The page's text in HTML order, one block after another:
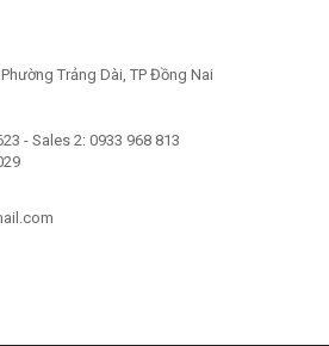
Trảng Dài, TP Đồng Nai
- Sales 2: 0933 968 813